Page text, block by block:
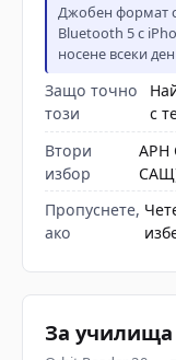
Джобен формат
Bluetooth 5 с
носене всеки ден
Защо точно
този
с
Втори
избор
APH
Пропуснете,
ако
За